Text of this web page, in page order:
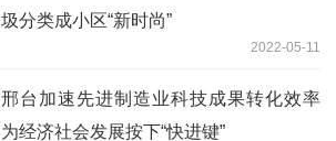
圾分类成小区“新时尚”
2022-05-11
邢台加速先进制造业科技成果转化效率
为经济社会发展按下“快进键”